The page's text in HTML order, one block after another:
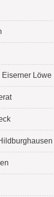
Eiserner Löwe